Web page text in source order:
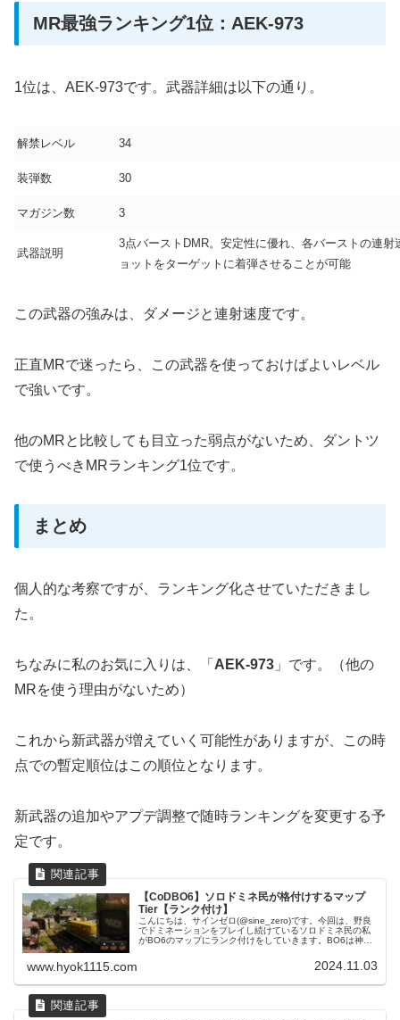
MR最強ランキング1位：AEK-973
1位は、AEK-973です。武器詳細は以下の通り。
解禁レベル 34
装弾数 30
マガジン数 3
武器説明
3点バーストDMR。安定性に優れ、各バーストの連
ョットをターゲットに着弾させることが可能
この武器の強みは、ダメージと連射速度です。
正直MRで迷ったら、この武器を使っておけばよいレベル
で強いです。
他のMRと比較しても目立った弱点がないため、ダントツ
で使うべきMRランキング1位です。
まとめ
個人的な考察ですが、ランキング化させていただきまし
た。
ちなみに私のお気に入りは、「 AEK-973 」です。（他の
MRを使う理由がないため）
これから新武器が増えていく可能性がありますが、この時
点での暫定順位はこの順位となります。
新武器の追加やアプデ調整で随時ランキングを変更する予
定です。
【CoDBO6】ソロドミネ民が格付けするマップ
Tier【ランク付け】
こんにちは、サインゼロ(@sine_zero)です。今回は、野良
でドミネーションをプレイし続けているソロドミネ民の私
がBO6のマップにランク付けをしていきます。BO6は神マ
www.hyok1115.com 2024.11.03